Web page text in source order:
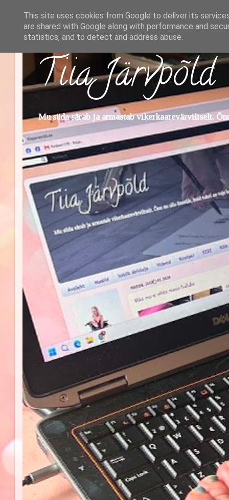
Tiia Järvpõld
Mu süda särab ja armastab vikerkaarevärviliselt.
This site uses cookies from Google to deliver its
are shared with Google along with performance and
statistics, and to detect and address abuse.